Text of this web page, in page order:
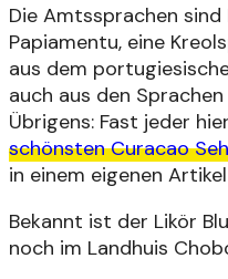
Die Amtssprachen
Papiamentu, eine
aus dem
auch aus den
Übrigens: Fast jeder
schönsten Curacao
in einem eigenen
Bekannt ist der Likör
noch im Landhuis